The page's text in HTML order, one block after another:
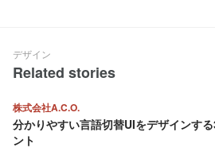
デザイン
Related stories
株式会社A.C.O.
分かりやすい言語切替UIをデザインす
ント